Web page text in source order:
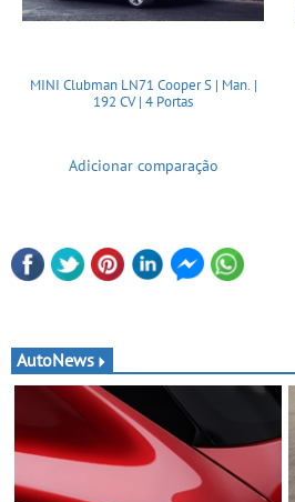
MINI Clubman LN71 Cooper S | Man. |
192 CV | 4 Portas
Adicionar comparação
AutoNews